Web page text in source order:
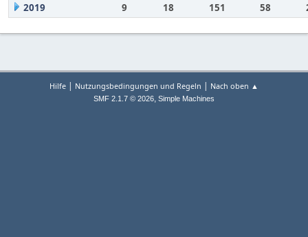
2019
9 18 151 58
Hilfe | Nutzungsbedingungen und Regeln | Nach oben ▲
SMF 2.1.7 © 2026, Simple Machines